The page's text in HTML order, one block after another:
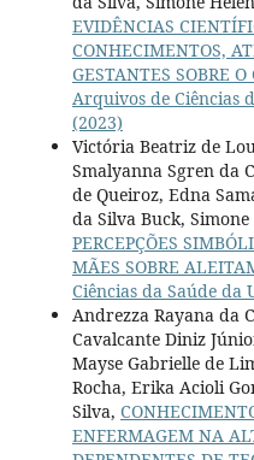
EVIDÊNCIAS
CONHECIMENTOS,
GESTANTES SOBRE
Arquivos de Ciências
(2023)
Victória Beatriz de
Smalyanna Sgren da
de Queiroz, Edna
da Silva Buck,
PERCEPÇÕES
MÃES SOBRE
Ciências da Saúde da
Andrezza Rayana da
Cavalcante Diniz
Mayse Gabrielle de
Rocha, Erika Acioli
Silva,
ENFERMAGEM NA